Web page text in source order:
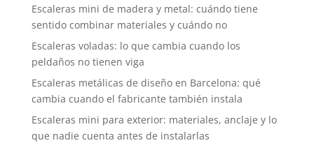
Escaleras mini de madera y metal: cuándo tiene
sentido combinar materiales y cuándo no
Escaleras voladas: lo que cambia cuando los
peldaños no tienen viga
Escaleras metálicas de diseño en Barcelona: qué
cambia cuando el fabricante también instala
Escaleras mini para exterior: materiales, anclaje y lo
que nadie cuenta antes de instalarlas